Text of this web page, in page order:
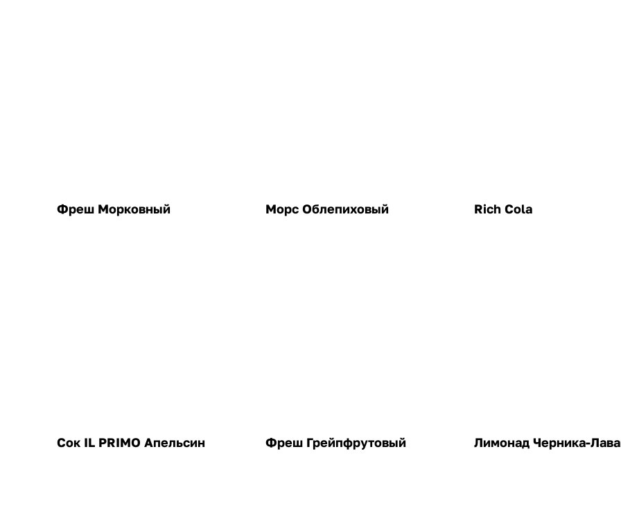
Фреш Морковный Морс Облепиховый Rich Cola
Сок IL PRIMO Апельсин Фреш Грейпфрутовый Лимонад Черника-